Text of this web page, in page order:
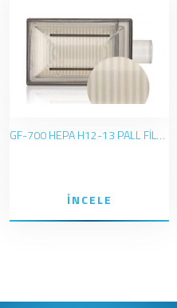
GF-700 HEPA H12-13 PALL FİLTRE (%88 NEM-%99 BAKTERİ-TOZ-VİRÜS)
İNCELE